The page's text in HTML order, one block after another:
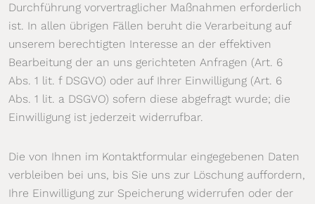
Durchführung vorvertraglicher Maßnahmen erforderlich
ist. In allen übrigen Fällen beruht die Verarbeitung auf
unserem berechtigten Interesse an der effektiven
Bearbeitung der an uns gerichteten Anfragen (Art. 6
Abs. 1 lit. f DSGVO) oder auf Ihrer Einwilligung (Art. 6
Abs. 1 lit. a DSGVO) sofern diese abgefragt wurde; die
Einwilligung ist jederzeit widerrufbar.
Die von Ihnen im Kontaktformular eingegebenen Daten
verbleiben bei uns, bis Sie uns zur Löschung auffordern,
Ihre Einwilligung zur Speicherung widerrufen oder der